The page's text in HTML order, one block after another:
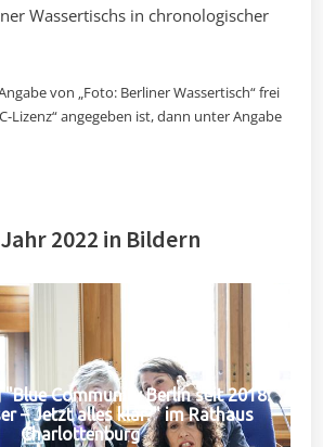
Wassertischs in chronologischer
von „Foto: Berliner Wassertisch“ frei
Lizenz“ angegeben ist, dann unter Angabe
Jahr 2022 in Bildern
Community Berlin seit 2018:
– Jetzt alles klar?" im Rathaus
Charlottenburg